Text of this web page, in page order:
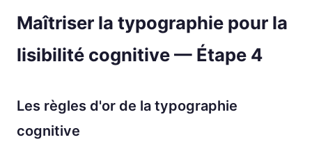
Maîtriser la typographie pour la
lisibilité cognitive — Étape 4
Les règles d'or de la typographie
cognitive